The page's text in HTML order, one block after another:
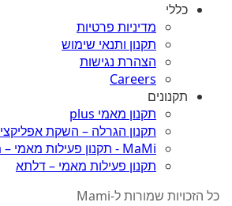
כללי
מדיניות פרטיות
תקנון ותנאי שימוש
הצהרת נגישות
Careers
תקנונים
תקנון מאמי plus
תקנון הגרלה – השקת
MaMi - תקנון פעילות מאמי – מתנה לגננת
תקנון פעילות מאמי – דלתא
כל הזכויות שמורות ל-Mami